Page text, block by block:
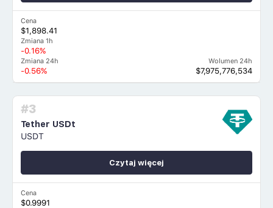
Cena
$1,898.41
Zmiana 1h
-0.16%
Zmiana 24h
-0.56%
Wolumen 24h
$7,975,776,534
#3
Tether USDt
USDT
Cena
$0.9991
Czytaj więcej